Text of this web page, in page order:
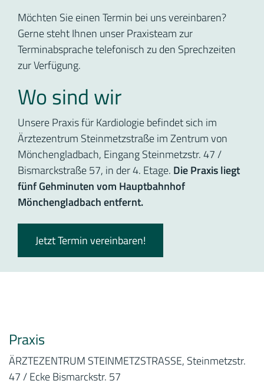
Möchten Sie einen Termin bei uns vereinbaren?
Gerne steht Ihnen unser Praxisteam zur
Terminabsprache telefonisch zu den Sprechzeiten
zur Verfügung.
Wo sind wir
Unsere Praxis für Kardiologie befindet sich im
Ärztezentrum Steinmetzstraße im Zentrum von
Mönchengladbach, Eingang Steinmetzstr. 47 /
Bismarckstraße 57, in der 4. Etage. Die Praxis liegt
fünf Gehminuten vom Hauptbahnhof
Mönchengladbach entfernt.
Jetzt Termin vereinbaren!
Praxis
ÄRZTEZENTRUM STEINMETZSTRASSE, Steinmetzstr.
47 / Ecke Bismarckstr. 57